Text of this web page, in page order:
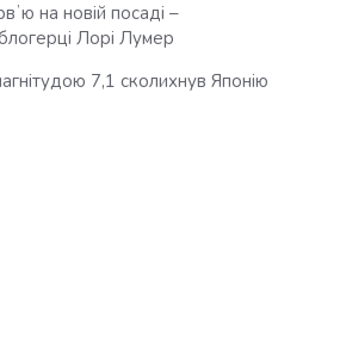
на новій посаді –
Лорі Лумер
7,1 сколихнув Японію